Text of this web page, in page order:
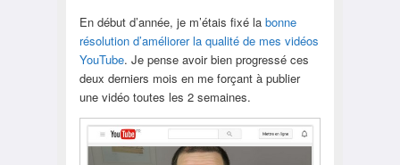
En début d’année, je m’étais fixé labonne
résolution d’améliorer la qualité de mes vidéos
YouTube. Je pense avoir bien progressé ces
deux derniers mois en me forçant à publier
une vidéo toutes les 2 semaines.